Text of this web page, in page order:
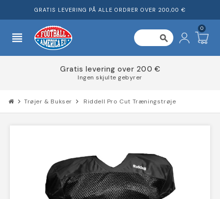
GRATIS LEVERING PÅ ALLE ORDRER OVER 200,00 €
view_headline search
0
Gratis levering over 200 €
Ingen skjulte gebyrer
chevron_right Trøjer & Bukser chevron_right Riddell Pro Cut Træningstrøje